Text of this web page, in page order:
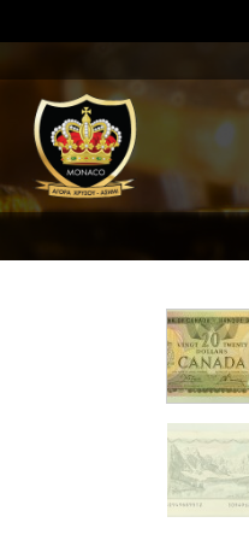
στο
περιεχόμενο